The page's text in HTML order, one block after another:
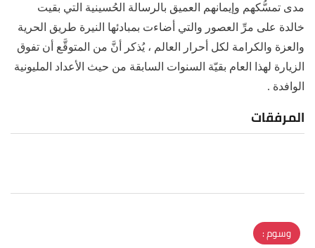
مدى تمسُّكهم وإيمانهم العميق بالرسالة الحُسينية التي بقيت
خالدة على مرِّ العصور والتي أضاءت بمبادئها النيرة طريق الحرية
والعزة والكرامة لكل أحرار العالم ، يُذكر أنَّ من المتوقَّع أن تفوق
الزيارة لهذا العام بقيّة السنوات السابقة من حيث الأعداد المليونية
الوافدة .
المرفقات
وسوم :